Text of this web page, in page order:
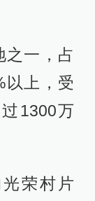
之一，占
以上，受
1300万
荣村片